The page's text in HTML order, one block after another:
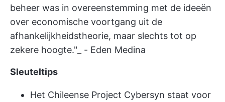
beheer was in overeenstemming met de ideeën
over economische voortgang uit de
afhankelijkheidstheorie, maar slechts tot op
zekere hoogte."_ - Eden Medina
Sleuteltips
Het Chileense Project Cybersyn staat voor